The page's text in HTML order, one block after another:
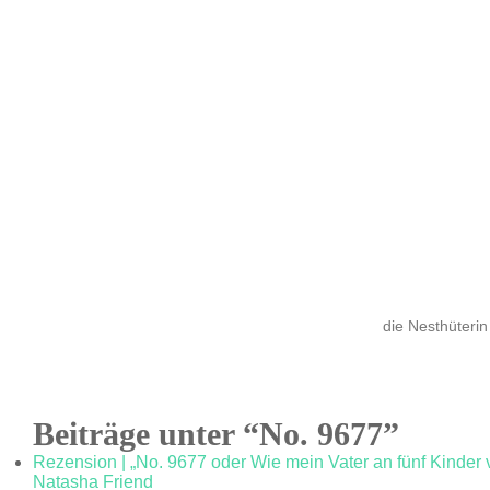
die Nesthüterin
Beiträge unter “No. 9677”
Rezension | „No. 9677 oder Wie mein Vater an fünf Kinder
Natasha Friend